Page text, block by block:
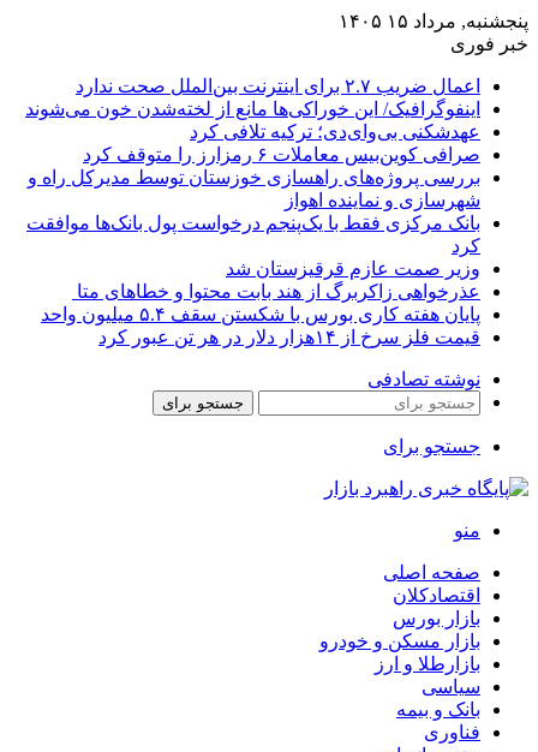
پنجشنبه, مرداد ۱۵ ۱۴۰۵
خبر فوری
اعمال ضریب ۲.۷ برای اینترنت بین‌الملل صحت ندارد
اینفوگرافیک/ این خوراکی‌ها مانع از لخته‌شدن خون می‌شوند
عهدشکنی بی‌وای‌دی؛ ترکیه تلافی کرد
صرافی کوین‌بیس معاملات ۶ رمزارز را متوقف کرد
بررسی پروژه‌های راهسازی خوزستان توسط مدیرکل راه و
شهرسازی و نماینده اهواز
بانک مرکزی فقط با یک‌‎پنجم درخواست پول بانک‌ها موافقت
کرد
وزیر صمت عازم قرقیزستان شد
عذرخواهی زاکربرگ از هند بابت محتوا و خطاهای متا
پایان هفته کاری بورس با شکستن سقف ۵.۴ میلیون واحد
قیمت فلز سرخ از ۱۴هزار دلار در هر تن عبور کرد
نوشته تصادفی
جستجو برای
جستجو برای
منو
صفحه اصلی
اقتصادکلان
بازار بورس
بازار مسکن و خودرو
بازارطلا و ارز
سیاسی
بانک و بیمه
فناوری